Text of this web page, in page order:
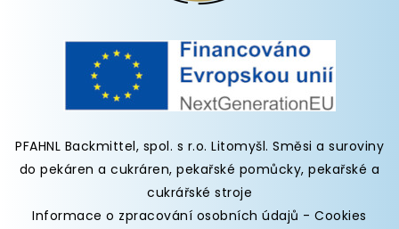
PFAHNL Backmittel, spol. s r.o. Litomyšl. Směsi a suroviny
do pekáren a cukráren,pekařské pomůcky,pekařské a
cukrářské stroje
Informace o zpracování osobních údajů -Cookies